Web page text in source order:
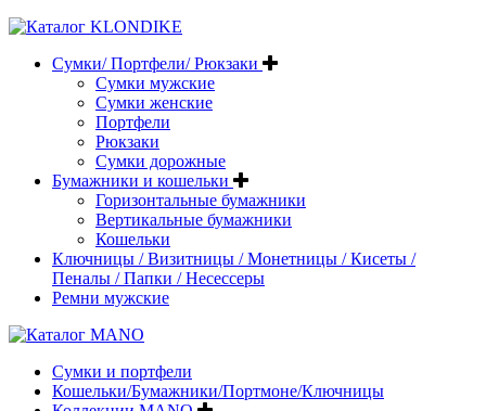
Сумки/ Портфели/ Рюкзаки
Сумки мужские
Сумки женские
Портфели
Рюкзаки
Сумки дорожные
Бумажники и кошельки
Горизонтальные бумажники
Вертикальные бумажники
Кошельки
Ключницы / Визитницы / Монетницы / Кисеты /
Пеналы / Папки / Несессеры
Ремни мужские
Сумки и портфели
Кошельки/Бумажники/Портмоне/Ключницы